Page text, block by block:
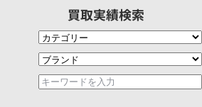
買取実績検索